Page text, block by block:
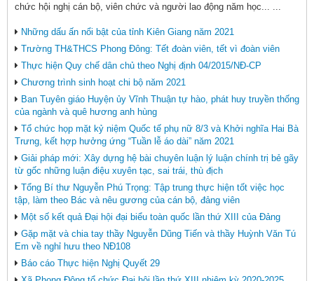
chức hội nghị cán bộ, viên chức và người lao động năm học... ...
Những dấu ấn nổi bật của tỉnh Kiên Giang năm 2021
Trường TH&THCS Phong Đông: Tết đoàn viên, tết vì đoàn viên
Thực hiện Quy chế dân chủ theo Nghị định 04/2015/NĐ-CP
Chương trình sinh hoạt chi bộ năm 2021
Ban Tuyên giáo Huyện ủy Vĩnh Thuận tự hào, phát huy truyền thống
của ngành và quê hương anh hùng
Tổ chức họp mặt kỷ niệm Quốc tế phụ nữ 8/3 và Khởi nghĩa Hai Bà
Trưng, kết hợp hưởng ứng “Tuần lễ áo dài” năm 2021
Giải pháp mới: Xây dựng hệ bài chuyên luận lý luận chính trị bẻ gãy
từ gốc những luận điệu xuyên tạc, sai trái, thù địch
Tổng Bí thư Nguyễn Phú Trọng: Tập trung thực hiện tốt việc học
tập, làm theo Bác và nêu gương của cán bộ, đảng viên
Một số kết quả Đại hội đại biểu toàn quốc lần thứ XIII của Đảng
Gặp mặt và chia tay thầy Nguyễn Dũng Tiến và thầy Huỳnh Văn Tú
Em về nghỉ hưu theo NĐ108
Báo cáo Thực hiện Nghị Quyết 29